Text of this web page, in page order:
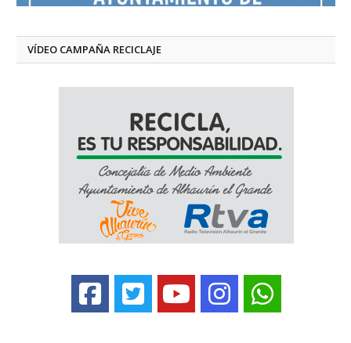
VÍDEO CAMPAÑA RECICLAJE